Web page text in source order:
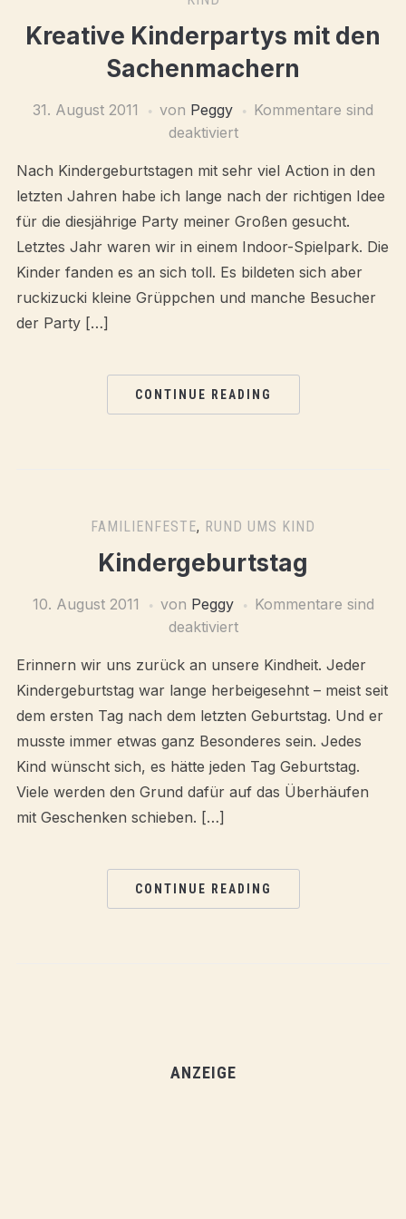
Kreative Kinderpartys mit den
Sachenmachern
31. August 2011 von Peggy
Kommentare sind
deaktiviert
Nach Kindergeburtstagen mit sehr viel Action in den
letzten Jahren habe ich lange nach der richtigen Idee
für die diesjährige Party meiner Großen gesucht.
Letztes Jahr waren wir in einem Indoor-Spielpark. Die
Kinder fanden es an sich toll. Es bildeten sich aber
ruckizucki kleine Grüppchen und manche Besucher
der Party […]
CONTINUE READING
FAMILIENFESTE, RUND UMS KIND
Kindergeburtstag
10. August 2011 von Peggy
Kommentare sind
deaktiviert
Erinnern wir uns zurück an unsere Kindheit. Jeder
Kindergeburtstag war lange herbeigesehnt – meist seit
dem ersten Tag nach dem letzten Geburtstag. Und er
musste immer etwas ganz Besonderes sein. Jedes
Kind wünscht sich, es hätte jeden Tag Geburtstag.
Viele werden den Grund dafür auf das Überhäufen
mit Geschenken schieben. […]
CONTINUE READING
ANZEIGE